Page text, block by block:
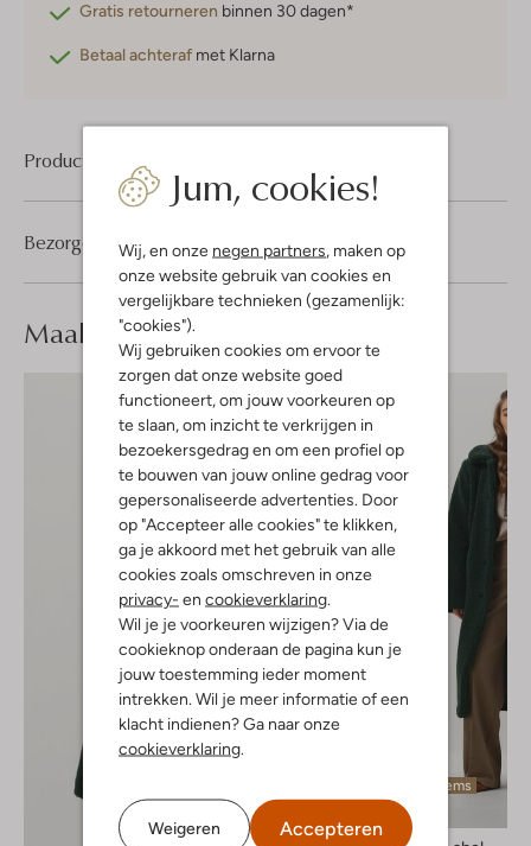
Jum, cookies!
Wij, en onze negen partners, maken op
onze website gebruik van cookies en
vergelijkbare technieken (gezamenlijk:
"cookies").
Wij gebruiken cookies om ervoor te
zorgen dat onze website goed
functioneert, om jouw voorkeuren op
te slaan, om inzicht te verkrijgen in
bezoekersgedrag en om een profiel op
te bouwen van jouw online gedrag voor
gepersonaliseerde advertenties. Door
op "Accepteer alle cookies" te klikken,
ga je akkoord met het gebruik van alle
cookies zoals omschreven in onze
privacy- en cookieverklaring.
Wil je je voorkeuren wijzigen? Via de
cookieknop onderaan de pagina kun je
jouw toestemming ieder moment
intrekken. Wil je meer informatie of een
klacht indienen? Ga naar onze
cookieverklaring.
Weigeren Accepteren
Gratis retourneren binnen 30 dagen*
Betaal achteraf met Klarna
Product informatie
Bezorgen & retourneren
Maak jelook compleet
Laatste items
-40%